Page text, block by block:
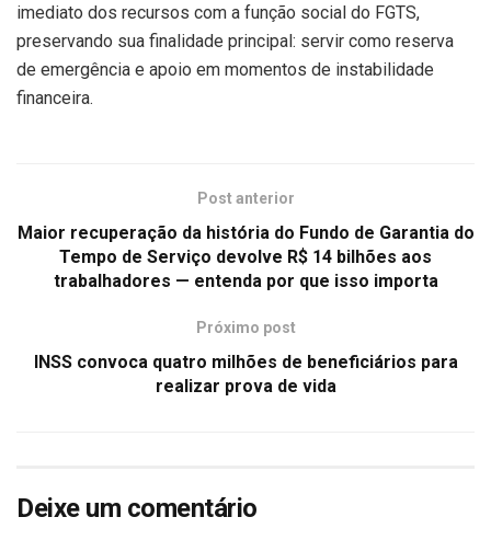
imediato dos recursos com a função social do FGTS,
preservando sua finalidade principal: servir como reserva
de emergência e apoio em momentos de instabilidade
financeira.
Post anterior
Maior recuperação da história do Fundo de Garantia do
Tempo de Serviço devolve R$ 14 bilhões aos
trabalhadores — entenda por que isso importa
Próximo post
INSS convoca quatro milhões de beneficiários para
realizar prova de vida
Deixe um comentário